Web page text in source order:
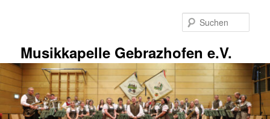
Musikkapelle Gebrazhofen e.V.